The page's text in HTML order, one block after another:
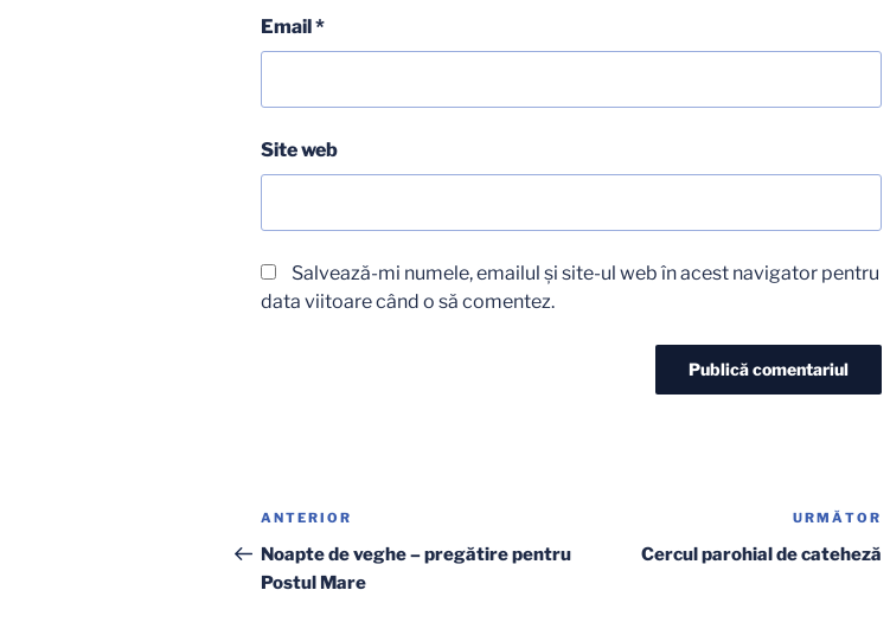
Email*
Site web
Salvează-mi numele, emailul și site-ul web în acest navigator pentru
data viitoare când o să comentez.
Navigare
în
articole
Articolul
anterior
ANTERIOR
Noapte de veghe – pregătire pentru
Postul Mare
URMĂTOR
Cercul parohial de cateheză